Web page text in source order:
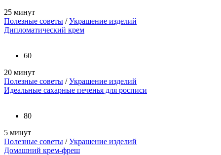
25 минут
Полезные советы /Украшение изделий
Дипломатический крем
60
20 минут
Полезные советы /Украшение изделий
Идеальные сахарные печенья для росписи
80
5 минут
Полезные советы /Украшение изделий
Домашний крем-фреш